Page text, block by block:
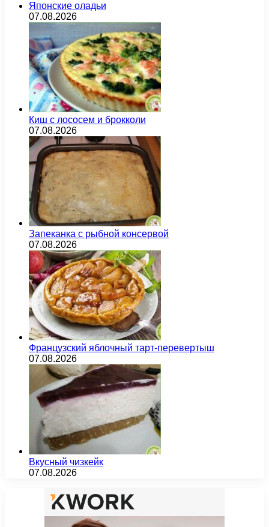
Японские оладьи
07.08.2026
Киш с лососем и брокколи
07.08.2026
Запеканка с рыбной консервой
07.08.2026
Французский яблочный тарт-перевертыш
07.08.2026
Вкусный чизкейк
07.08.2026